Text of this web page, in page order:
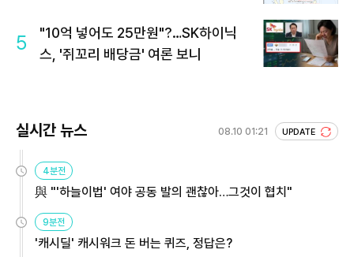
5
"10억 넣어도 25만원"?…SK하이닉
스, '쥐꼬리 배당금' 여론 보니
실시간 뉴스 08.10 01:21 UPDATE
4분전
與 "'하늘이법' 여야 공동 발의 괜찮아…그것이 협치"
9분전
'캐시딜' 캐시워크 돈 버는 퀴즈, 정답은?